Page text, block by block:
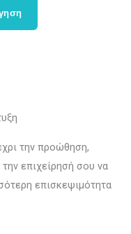
την προώθηση,
επιχείρησή σου να
επισκεψιμότητα